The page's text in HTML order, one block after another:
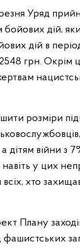
Уряд
бойових дій,
дій в період
грн. Окрім
розміри
дітям війни з
у цих
хто
Плану
фашистських